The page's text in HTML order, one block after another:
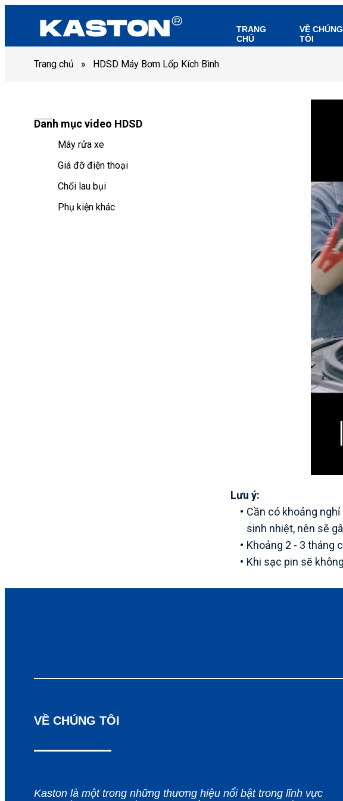
TRANG
CHỦ
VỀ CHÚNG
TÔI
Trang chủ » HDSD Máy Bơm Lốp Kích Bình
Danh mục video HDSD
Máy rửa xe
Giá đỡ điện thoại
Chổi lau bụi
Phụ kiện khác
Lưu ý:
Cần có khoảng
sinh nhiệt, nên sẽ
Khoảng 2 - 3 tháng
Khi sạc pin sẽ
VỀ CHÚNG TÔI
Kaston là một trong những thương hiệu nổi bật trong lĩnh vực